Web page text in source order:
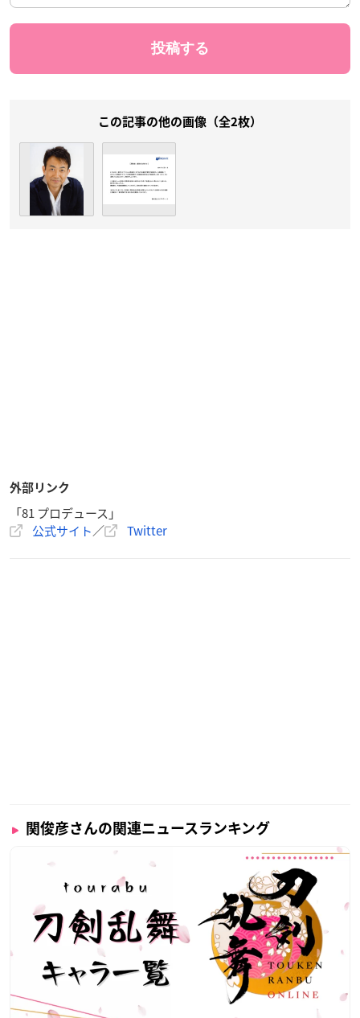
この記事の他の画像（全2枚）
外部リンク
「81 プロデュース」
公式サイト／ Twitter
関俊彦さんの関連ニュースランキング